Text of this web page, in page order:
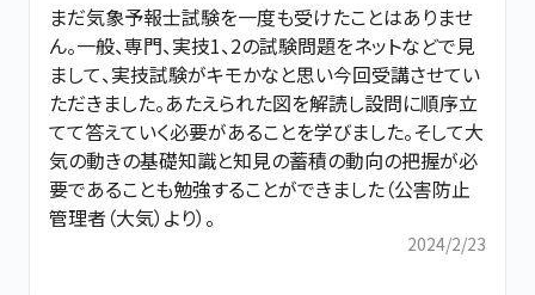
まだ気象予報士試験を一度も受けたことはありませ
ん。一般、専門、実技1、2の試験問題をネットなどで見
まして、実技試験がキモかなと思い今回受講させてい
ただきました。あたえられた図を解読し設問に順序立
てて答えていく必要があることを学びました。そして大
気の動きの基礎知識と知見の蓄積の動向の把握が必
要であることも勉強することができました（公害防止
管理者（大気）より）。
2024/2/23